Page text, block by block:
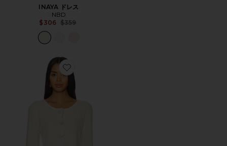
INAYA ドレス
NBD
$306 Previous price:
$359
Favorite ROSETTE ニットカーディガン